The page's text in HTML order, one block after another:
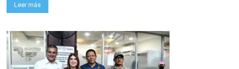
Leer más